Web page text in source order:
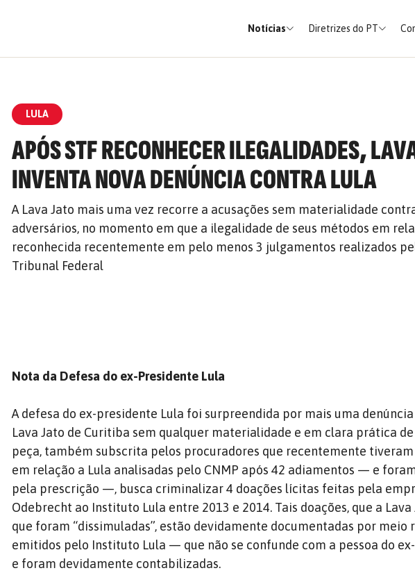
Notícias Diretrizes do PT
LULA
APÓS STF RECONHECER ILEGALIDADES,
INVENTA NOVA DENÚNCIA CONTRA LULA
A Lava Jato mais uma vez recorre a acusações sem materialidade
adversários, no momento em que a ilegalidade de seus métodos em
reconhecida recentemente em pelo menos 3 julgamentos realizados
Tribunal Federal
Nota da Defesa do ex-Presidente Lula
A defesa do ex-presidente Lula foi surpreendida por mais uma
Lava Jato de Curitiba sem qualquer materialidade e em clara prática
peça, também subscrita pelos procuradores que recentemente tiveram
em relação a Lula analisadas pelo CNMP após 42 adiamentos — e
pela prescrição —, busca criminalizar 4 doações lícitas feitas pela
Odebrecht ao Instituto Lula entre 2013 e 2014. Tais doações, que a
que foram “dissimuladas”, estão devidamente documentadas por meio
emitidos pelo Instituto Lula — que não se confunde com a pessoa do
e foram devidamente contabilizadas.